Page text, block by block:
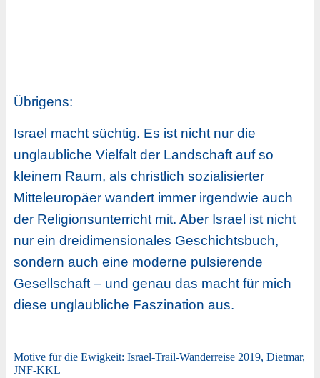
Übrigens:
Israel macht süchtig. Es ist nicht nur die
unglaubliche Vielfalt der Landschaft auf so
kleinem Raum, als christlich sozialisierter
Mitteleuropäer wandert immer irgendwie auch
der Religionsunterricht mit. Aber Israel ist nicht
nur ein dreidimensionales Geschichtsbuch,
sondern auch eine moderne pulsierende
Gesellschaft – und genau das macht für mich
diese unglaubliche Faszination aus.
Motive für die Ewigkeit: Israel-Trail-Wanderreise 2019, Dietmar,
JNF-KKL